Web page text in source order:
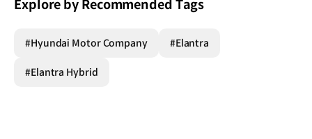
Explore by Recommended Tags
#Hyundai Motor Company #Elantra
#Elantra Hybrid